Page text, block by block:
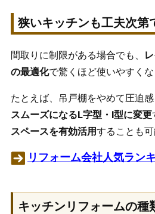
狭いキッチンも工夫次第
間取りに制限がある場合でも、
の最適化で驚くほど使いやすくな
たとえば、吊戸棚をやめて圧迫感
スムーズになるL字型・I型に変更
スペースを有効活用することも可
リフォーム会社人気ラン
キッチンリフォームの種